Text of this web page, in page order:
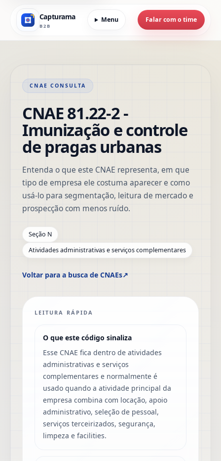
Capturama
B2B
Menu Falar com o time
CNAE CONSULTA
CNAE 81.22-2 -
Imunização e controle
de pragas urbanas
Entenda o que este CNAE representa, em que
tipo de empresa ele costuma aparecer e como
usá-lo para segmentação, leitura de mercado e
prospecção com menos ruído.
Seção N
Atividades administrativas e serviços complementares
Voltar para a busca de CNAEs↗
LEITURA RÁPIDA
O que este código sinaliza
Esse CNAE fica dentro de atividades
administrativas e serviços
complementares e normalmente é
usado quando a atividade principal da
empresa combina com locação, apoio
administrativo, seleção de pessoal,
serviços terceirizados, segurança,
limpeza e facilities.